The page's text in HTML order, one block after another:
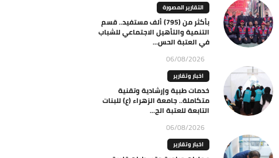
التقارير المصورة
بأكثر من (795) ألف مستفيد.. قسم
التنمية والتأهيل الاجتماعي للشباب
في العتبة الحس...
06/08/2026
اخبار وتقارير
خدمات طبية وإرشادية وتقنية
متكاملة.. جامعة الزهراء (ع) للبنات
التابعة للعتبة الح...
06/08/2026
اخبار وتقارير